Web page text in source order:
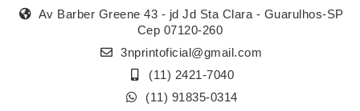
Av Barber Greene 43 - jd Jd Sta Clara - Guarulhos-SP
Cep 07120-260
3nprintoficial@gmail.com
(11) 2421-7040
(11) 91835-0314